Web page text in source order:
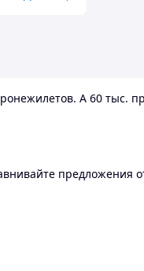
А 60 тыс.
предложения